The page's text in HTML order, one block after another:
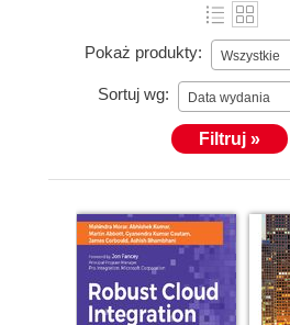
Pokaż produkty: Wszystkie
Sortuj wg: Data wydania
Filtruj »